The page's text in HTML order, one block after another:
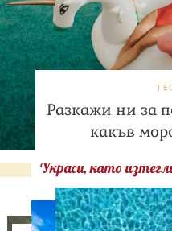
Разкажи ни за
какъв
Украси, като